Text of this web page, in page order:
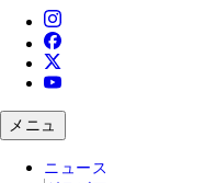
メニュ
ニュース